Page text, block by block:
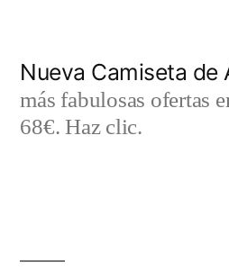
Nueva Camiseta de
más fabulosas ofertas
68€. Haz clic.